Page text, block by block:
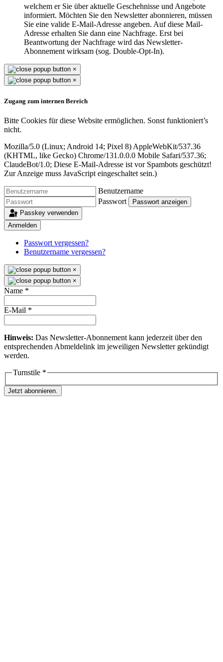
welchem er Sie über aktuelle Geschehnisse und Angebote
informiert. Möchten Sie den Newsletter abonnieren, müssen
Sie eine valide E-Mail-Adresse angeben. Auf diese Mail-
Adresse erhalten Sie dann eine Nachfrage. Erst bei
Beantwortung der Nachfrage wird das Newsletter-
Abonnement wirksam (sog. Double-Opt-In).
×
×
Zugang zum internen Bereich
Bitte Cookies für diese Website ermöglichen. Sonst funktioniert’s
nicht.
Mozilla/5.0 (Linux; Android 14; Pixel 8) AppleWebKit/537.36
(KHTML, like Gecko) Chrome/131.0.0.0 Mobile Safari/537.36;
ClaudeBot/1.0; Diese E-Mail-Adresse ist vor Spambots geschützt!
Zur Anzeige muss JavaScript eingeschaltet sein.)
Benutzername
Passwort
Passwort anzeigen
Passkey verwenden
Anmelden
Passwort vergessen?
Benutzername vergessen?
×
×
Name *
E-Mail *
Hinweis: Das Newsletter-Abonnement kann jederzeit über den
entsprechenden Abmeldelink im jeweiligen Newsletter gekündigt
werden.
Turnstile *
Jetzt abonnieren.